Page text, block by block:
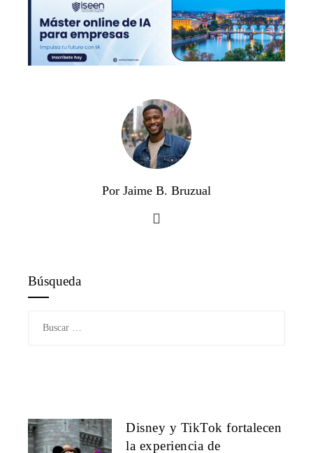
Por Jaime B. Bruzual
Búsqueda
Disney y TikTok fortalecen
la experiencia de